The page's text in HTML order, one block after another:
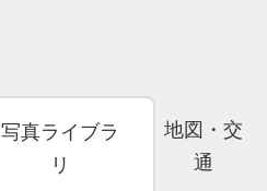
写真ライブラ
リ
地図・交
通